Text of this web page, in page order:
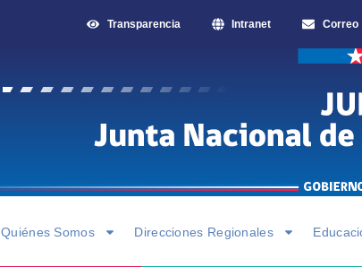
Transparencia Intranet Correo
Quiénes Somos Direcciones Regionales